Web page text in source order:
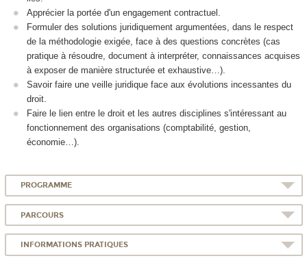
Apprécier la portée d'un engagement contractuel.
Formuler des solutions juridiquement argumentées, dans le respect
de la méthodologie exigée, face à des questions concrètes (cas
pratique à résoudre, document à interpréter, connaissances acquises
à exposer de manière structurée et exhaustive…).
Savoir faire une veille juridique face aux évolutions incessantes du
droit.
Faire le lien entre le droit et les autres disciplines s'intéressant au
fonctionnement des organisations (comptabilité, gestion,
économie…).
PROGRAMME
PARCOURS
INFORMATIONS PRATIQUES